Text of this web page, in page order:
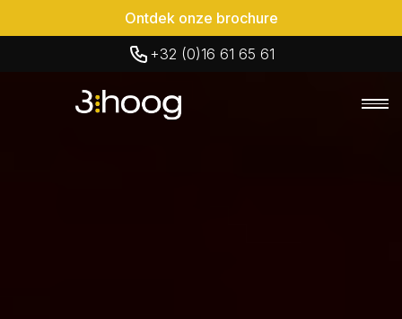
Ontdek onze brochure
+32 (0)16 61 65 61